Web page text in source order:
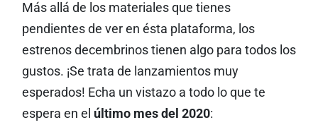
Más allá de los materiales que tienes
pendientes de ver en ésta plataforma, los
estrenos decembrinos tienen algo para todos los
gustos. ¡Se trata de lanzamientos muy
esperados! Echa un vistazo a todo lo que te
espera en el último mes del 2020: